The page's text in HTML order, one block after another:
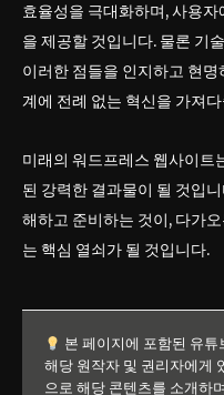
효율성을 극대화하며, 사용
을 제공할 것입니다. 물론 기
이러한 점들을 인지하고 현
계에 전례 없는 혁신을 가져
미래의 워드프레스 웹사이트
된 강력한 결과물이 될 것입
해하고 준비하는 것이, 다가
는 핵심 열쇠가 될 것입니다.
본 페이지에 포함된 유
해당 원작자 및 권리자에게
으로 해당 콘텐츠를 소개하